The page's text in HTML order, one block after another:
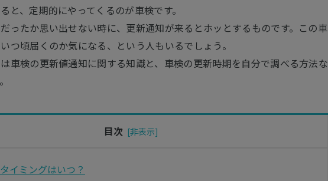
と、定期的にやってくるのが車検です。
ったか思い出せない時に、更新通知が来るとホッとするものです。この車
つ頃届くのか気になる、という人もいるでしょう。
車検の更新値通知に関する知識と、車検の更新時期を自分で調べる方法な
目次
イミングはいつ？